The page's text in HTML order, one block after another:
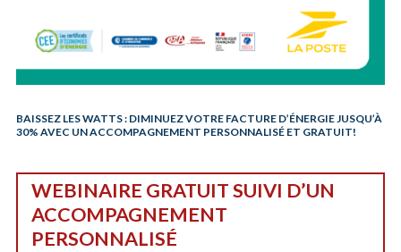
BAISSEZ LES WATTS : DIMINUEZ VOTRE FACTURE D’ÉNERGIE JUSQU’À
30% AVEC UN ACCOMPAGNEMENT PERSONNALISÉ ET GRATUIT!
WEBINAIRE GRATUIT SUIVI D’UN
ACCOMPAGNEMENT
PERSONNALISÉ